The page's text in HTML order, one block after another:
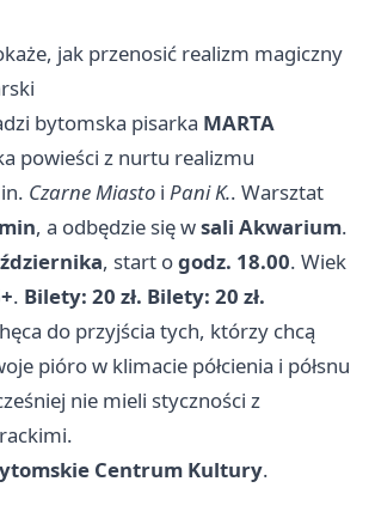
jak przenosić realizm magiczny
bytomska pisarka MARTA
powieści z nurtu realizmu
Czarne Miasto i Pani K.. Warsztat
, a odbędzie się wsali Akwarium.
, start ogodz. 18.00. Wiek
. Bilety: 20 zł. Bilety: 20 zł.
do przyjścia tych, którzy chcą
pióro w klimacie półcienia i półsnu
nie mieli styczności z
Centrum Kultury.